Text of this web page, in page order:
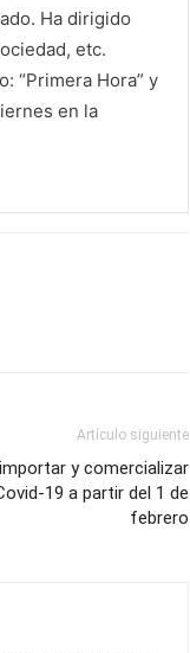
Ha dirigido
etc.
“Primera Hora” y
en la
Artículo siguiente
y comercializar
19 a partir del 1 de
febrero